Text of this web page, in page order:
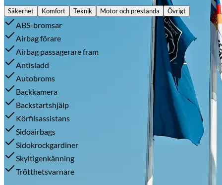
Skadeverkstad
Säkerhet Komfort Teknik Motor och prestanda Övrigt
ABS-bromsar
Airbag förare
Airbag passagerare fram
Antisladd
Autobroms
Backkamera
Backstartshjälp
Körfilsassistans
Sidoairbags
Sidokrockgardiner
Skyltigenkänning
Trötthetsvarnare